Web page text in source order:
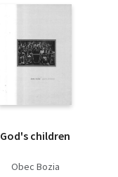
God's children
Obec Bozia